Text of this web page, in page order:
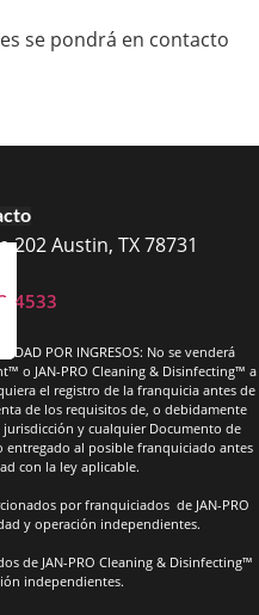
se pondrá en contacto
Austin, TX 78731
4533
POR INGRESOS: No se venderá
o JAN-PRO Cleaning & Disinfecting™ a
el registro de la franquicia antes de
de los requisitos de, o debidamente
y cualquier Documento de
entregado al posible franquiciado antes
con la ley aplicable.
por franquiciados de JAN-PRO
y operación independientes.
de JAN-PRO Cleaning & Disinfecting™
independientes.